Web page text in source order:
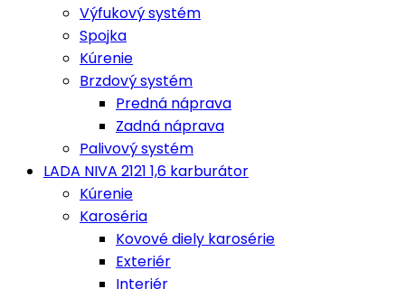
Výfukový systém
Spojka
Kúrenie
Brzdový systém
Predná náprava
Zadná náprava
Palivový systém
LADA NIVA 2121 1,6 karburátor
Kúrenie
Karoséria
Kovové diely karosérie
Exteriér
Interiér